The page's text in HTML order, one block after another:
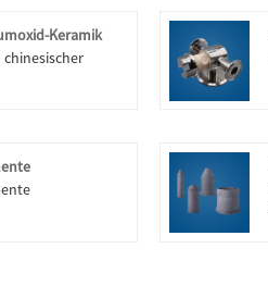
Keramik
chinesischer